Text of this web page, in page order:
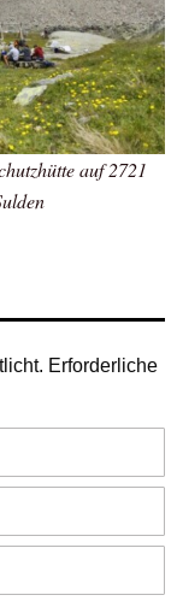
auf 2721
Erforderliche